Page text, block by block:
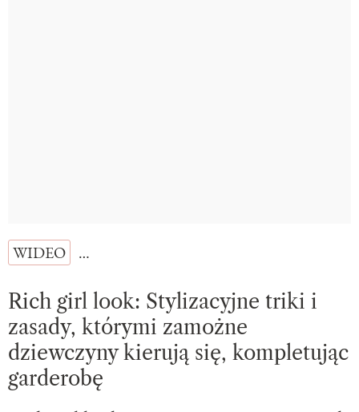
WIDEO …
Rich girl look: Stylizacyjne triki i
zasady, którymi zamożne
dziewczyny kierują się, kompletując
garderobę